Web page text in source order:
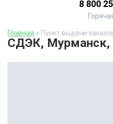
8 800
Главная > Пункт выдачи
СДЭК, Мурманск,